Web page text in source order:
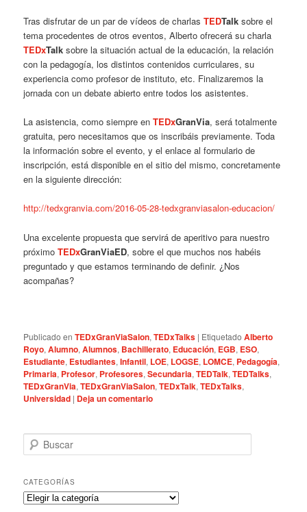
Tras disfrutar de un par de vídeos de charlasTEDTalk sobre el
tema procedentes de otros eventos, Alberto ofrecerá su charla
TEDxTalk sobre la situación actual de la educación, la relación
con la pedagogía, los distintos contenidos curriculares, su
experiencia como profesor de instituto, etc. Finalizaremos la
jornada con un debate abierto entre todos los asistentes.
La asistencia, como siempre enTEDxGranVia, será totalmente
gratuita, pero necesitamos que os inscribáis previamente. Toda
la información sobre el evento, y el enlace al formulario de
inscripción, está disponible en el sitio del mismo, concretamente
en la siguiente dirección:
http://tedxgranvia.com/2016-05-28-tedxgranviasalon-educacion/
Una excelente propuesta que servirá de aperitivo para nuestro
próximoTEDxGranViaED, sobre el que muchos nos habéis
preguntado y que estamos terminando de definir. ¿Nos
acompañas?
Publicado en TEDxGranViaSalon,TEDxTalks | Etiquetado Alberto
Royo,Alumno,Alumnos, Bachillerato, Educación, EGB, ESO,
Estudiante, Estudiantes,Infantil, LOE, LOGSE, LOMCE, Pedagogía,
Primaria, Profesor, Profesores,Secundaria,TEDTalk,TEDTalks,
TEDxGranVia,TEDxGranViaSalon,TEDxTalk,TEDxTalks,
Universidad | Deja un comentario
u
c
a
r
CATEGORÍAS
C